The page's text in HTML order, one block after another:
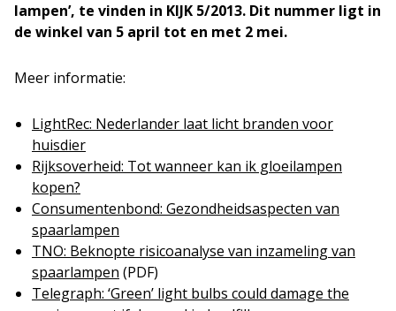
lampen’, te vinden in KIJK 5/2013. Dit nummer ligt in
de winkel van 5 april tot en met 2 mei.
Meer informatie:
LightRec: Nederlander laat licht branden voor
huisdier
Rijksoverheid: Tot wanneer kan ik gloeilampen
kopen?
Consumentenbond: Gezondheidsaspecten van
spaarlampen
TNO: Beknopte risicoanalyse van inzameling van
spaarlampen (PDF)
Telegraph: ‘Green’ light bulbs could damage the